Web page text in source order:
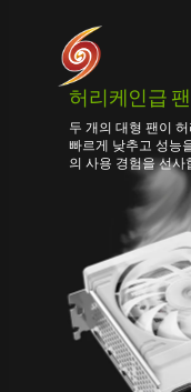
허리케인급 팬
두 개의 대형 팬이
빠르게 낮추고 성능
의 사용 경험을 선사